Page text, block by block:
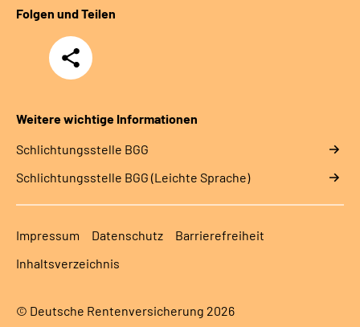
Folgen und Teilen
Teilen
Weitere wichtige Informationen
Schlich­tungs­stel­le BGG
Schlich­tungs­stel­le BGG (Leichte Sprache)
Impressum Datenschutz
Barrierefreiheit
Inhaltsverzeichnis
© Deutsche Rentenversicherung 2026